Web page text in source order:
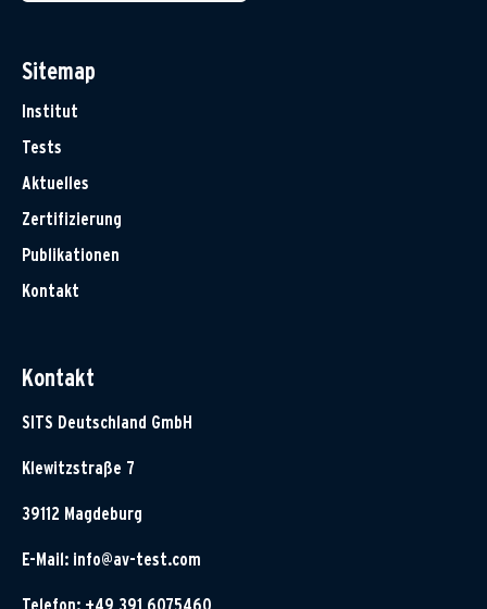
Sitemap
Institut
Tests
Aktuelles
Zertifizierung
Publikationen
Kontakt
Kontakt
SITS Deutschland GmbH
Klewitzstraße 7
39112 Magdeburg
E-Mail: info@av-test.com